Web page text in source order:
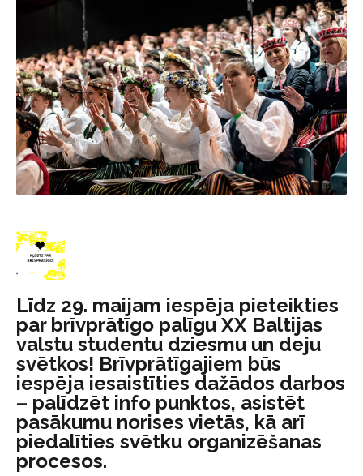
Līdz 29. maijam iespēja pieteikties
par brīvprātīgo palīgu XX Baltijas
valstu studentu dziesmu un deju
svētkos! Brīvprātīgajiem būs
iespēja iesaistīties dažādos darbos
– palīdzēt info punktos, asistēt
pasākumu norises vietās, kā arī
piedalīties svētku organizēšanas
procesos.